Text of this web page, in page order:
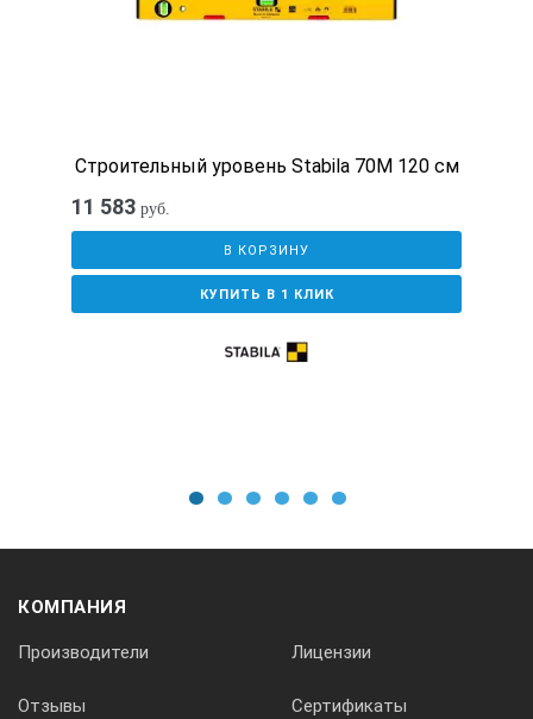
Строительный уровень Stabila 70M 120 см
11 583 руб.
В КОРЗИНУ
КУПИТЬ В 1 КЛИК
КОМПАНИЯ
Производители Лицензии
Отзывы Сертификаты